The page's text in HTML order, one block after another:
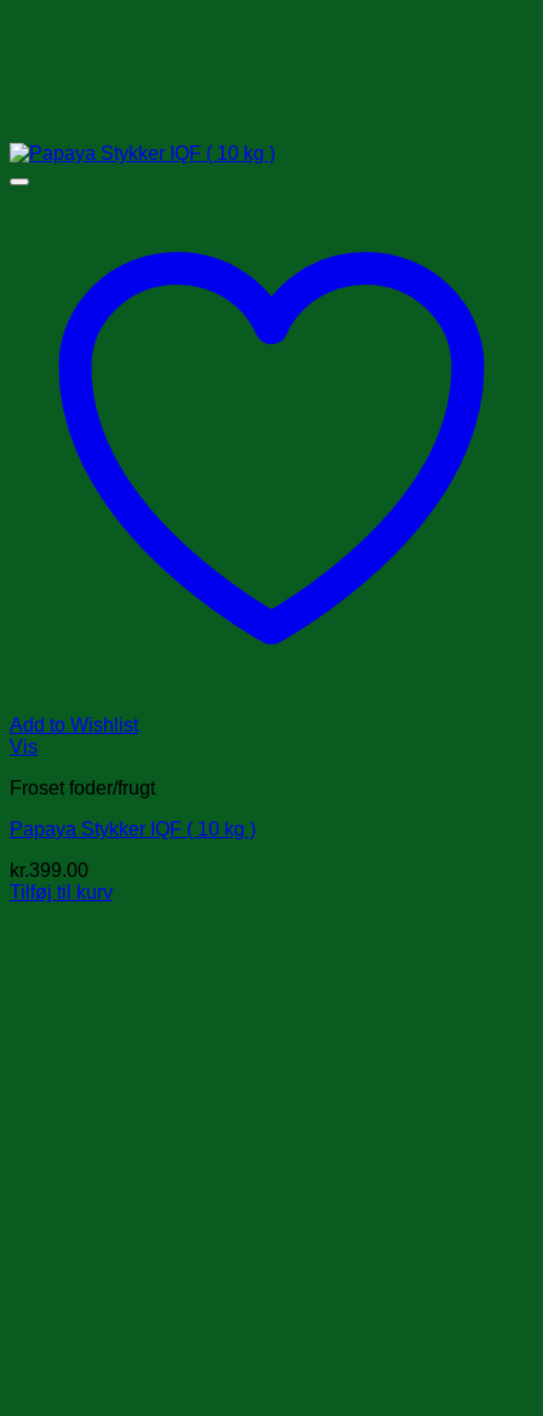
Add to Wishlist
Vis
Froset foder/frugt
Papaya Stykker IQF ( 10 kg )
kr.399.00
Tilføj til kurv